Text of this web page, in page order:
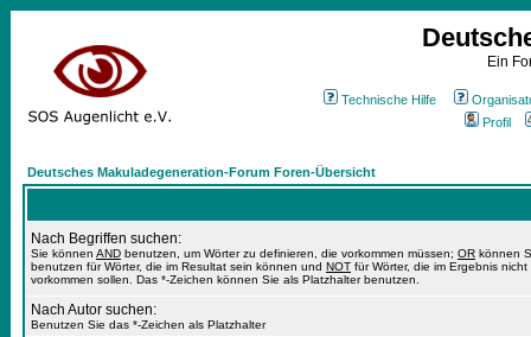
Ein
Technische Hilfe
Profil
Deutsches Makuladegeneration-Forum Foren-Übersicht
Nach Begriffen suchen:
Sie können AND benutzen, um Wörter zu definieren, die vorkommen müssen; OR können
benutzen für Wörter, die im Resultat sein können und NOT für Wörter, die im Ergebnis nicht
vorkommen sollen. Das *-Zeichen können Sie als Platzhalter benutzen.
Nach Autor suchen:
Benutzen Sie das *-Zeichen als Platzhalter